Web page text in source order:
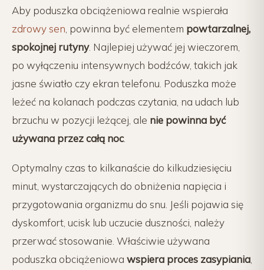
Aby poduszka obciążeniowa realnie wspierała
zdrowy sen, powinna być elementem powtarzalnej,
spokojnej rutyny. Najlepiej używać jej wieczorem,
po wyłączeniu intensywnych bodźców, takich jak
jasne światło czy ekran telefonu. Poduszka może
leżeć na kolanach podczas czytania, na udach lub
brzuchu w pozycji leżącej, ale nie powinna być
używana przez całą noc.
Optymalny czas to kilkanaście do kilkudziesięciu
minut, wystarczających do obniżenia napięcia i
przygotowania organizmu do snu. Jeśli pojawia się
dyskomfort, ucisk lub uczucie duszności, należy
przerwać stosowanie. Właściwie używana
poduszka obciążeniowa wspiera proces zasypiania